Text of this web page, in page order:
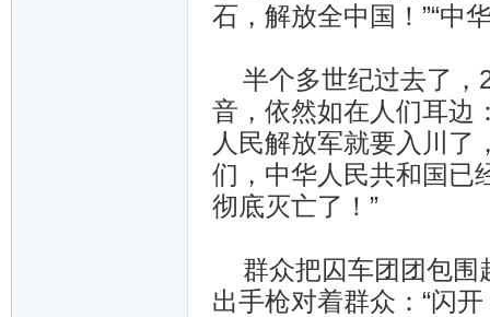
石，解放全中国！”“
半个多世纪过去了，
音，依然如在人们耳边
人民解放军就要入川了
们，中华人民共和国已
彻底灭亡了！”
群众把囚车团团包围
出手枪对着群众：“闪